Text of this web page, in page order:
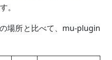
。
場所と比べて、mu-plugin